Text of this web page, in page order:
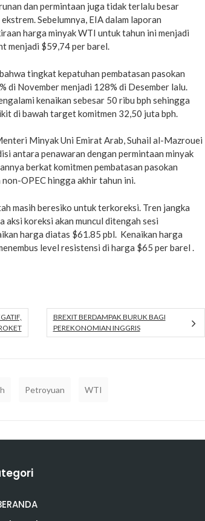
dan permintaan juga tidak terlalu besar
Sebelumnya, EIA dalam laporan
harga minyak WTI untuk tahun ini menjadi
menjadi $59,74 per barel.
tingkat kepatuhan pembatasan pasokan
di November menjadi 128% di Desember lalu.
kenaikan sebesar 50 ribu bph sehingga
di bawah target komitmen 32,50 juta bph.
Minyak Uni Emirat Arab, Suhail al-Mazrouei
antara penawaran dengan permintaan minyak
berkat komitmen pembatasan pasokan
OPEC hingga akhir tahun ini.
masih beresiko untuk terkoreksi. Tren jangka
aksi koreksi akan muncul ditengah sesi
harga diatas $61.85 pbl. Kenaikan harga
level resistensi di harga $65 per barel .
BREXIT BERDAMPAK BURUK BAGI
PEREKONOMIAN INGGRIS
Petroyuan WTI